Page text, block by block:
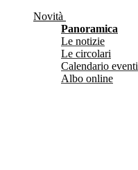
Novità
Panoramica
Le notizie
Le circolari
Calendario eventi
Albo online